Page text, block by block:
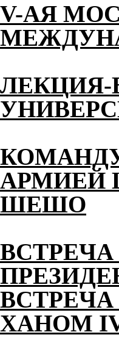
V-АЯ
ЛЕКЦИЯ-
АРМИЕЙ
ШЕШО
ХАНОМ